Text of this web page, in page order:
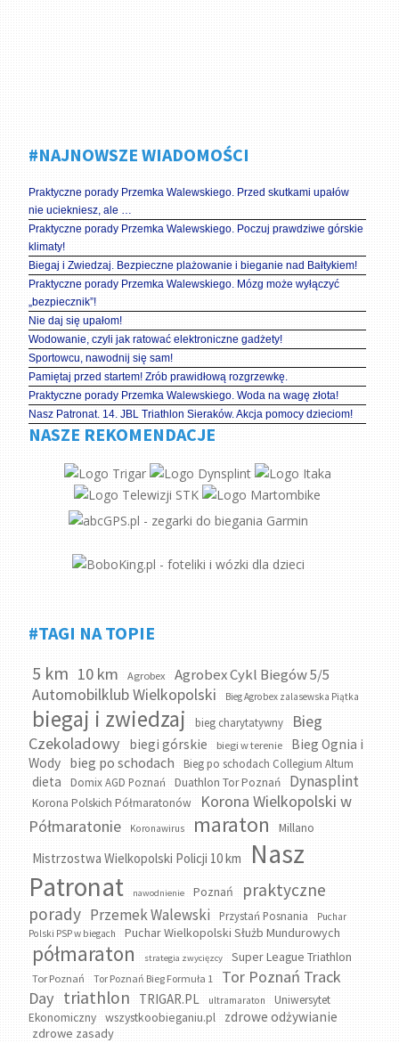
#NAJNOWSZE WIADOMOŚCI
Praktyczne porady Przemka Walewskiego. Przed skutkami upałów
nie uciekniesz, ale …
Praktyczne porady Przemka Walewskiego. Poczuj prawdziwe górskie
klimaty!
Biegaj i Zwiedzaj. Bezpieczne plażowanie i bieganie nad Bałtykiem!
Praktyczne porady Przemka Walewskiego. Mózg może wyłączyć
„bezpiecznik”!
Nie daj się upałom!
Wodowanie, czyli jak ratować elektroniczne gadżety!
Sportowcu, nawodnij się sam!
Pamiętaj przed startem! Zrób prawidłową rozgrzewkę.
Praktyczne porady Przemka Walewskiego. Woda na wagę złota!
Nasz Patronat. 14. JBL Triathlon Sieraków. Akcja pomocy dzieciom!
NASZE REKOMENDACJE
#TAGI NA TOPIE
5 km 10 km Agrobex Agrobex Cykl Biegów 5/5
Automobilklub Wielkopolski Bieg Agrobex zalasewska Piątka
biegaj i zwiedzaj bieg charytatywny
Bieg
Czekoladowy
biegi górskie biegi w terenie
Bieg Ognia i
Wody bieg po schodach Bieg po schodach Collegium Altum
dieta Domix AGD Poznań Duathlon Tor Poznań Dynasplint
Korona Polskich Półmaratonów
Korona Wielkopolski w
Półmaratonie
Koronawirus maraton Millano
Mistrzostwa Wielkopolski Policji 10 km
Nasz
Patronat
nawodnienie Poznań
praktyczne
porady Przemek Walewski Przystań Posnania
Puchar
Polski PSP w biegach
Puchar Wielkopolski Służb Mundurowych
półmaraton strategia zwycięzcy Super League Triathlon
Tor Poznań Tor Poznań Bieg Formuła 1
Tor Poznań Track
Day triathlon TRIGAR.PL ultramaraton
Uniwersytet
Ekonomiczny
wszystkoobieganiu.pl zdrowe odżywianie
zdrowe zasady